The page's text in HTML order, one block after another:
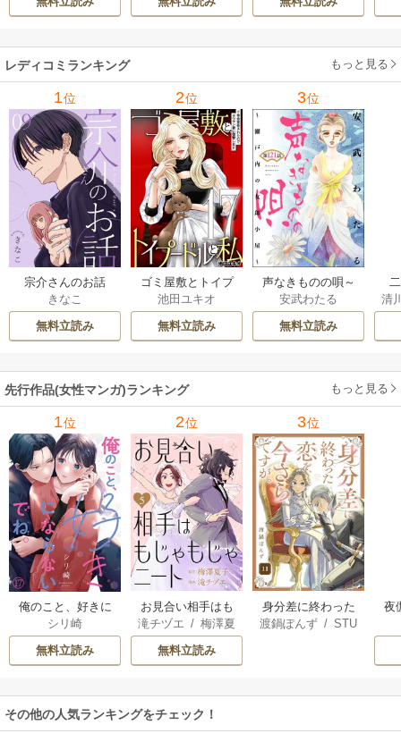
巻
レディコミランキング もっと見る
1位
宗介さんのお話
きなこ
無料立読み
2位
ゴミ屋敷とトイプ
ードルと私
池田ユキオ
無料立読み
3位
声なきものの唄～
瀬戸内の女郎小屋
～（分冊版）
安武わたる
無料立読み
は
清
さ
先行作品(女性マンガ)ランキング もっと見る
1位
俺のこと、好きに
ならないでね。
シリ崎
無料立読み
2位
お見合い相手はも
じゃもじゃニート
滝チヅエ /梅澤夏
子（エブリスタ）
無料立読み
3位
身分差に終わった
恋を、今さらです
渡鍋ぽんず /STU
夜
その他の人気ランキングをチェック！